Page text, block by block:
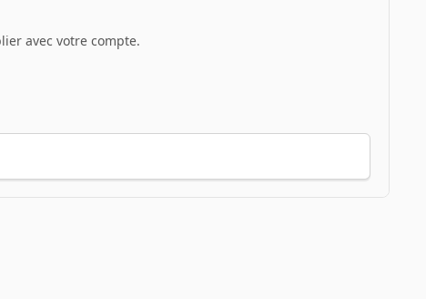
avec votre compte.